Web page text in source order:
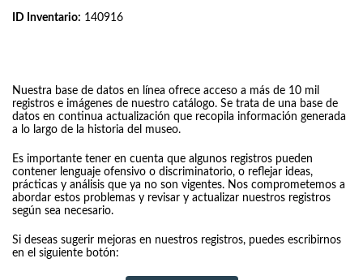
ID Inventario: 140916
Nuestra base de datos en línea ofrece acceso a más de 10 mil
registros e imágenes de nuestro catálogo. Se trata de una base de
datos en continua actualización que recopila información generada
a lo largo de la historia del museo.
Es importante tener en cuenta que algunos registros pueden
contener lenguaje ofensivo o discriminatorio, o reflejar ideas,
prácticas y análisis que ya no son vigentes. Nos comprometemos a
abordar estos problemas y revisar y actualizar nuestros registros
según sea necesario.
Si deseas sugerir mejoras en nuestros registros, puedes escribirnos
en el siguiente botón: